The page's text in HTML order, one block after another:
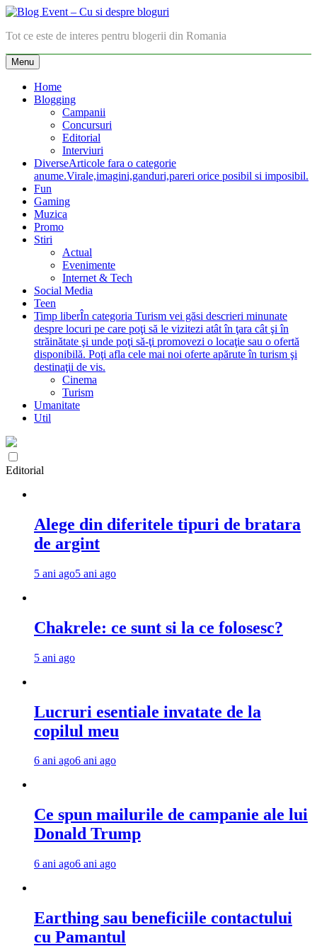
Skip
content
Blog Event – Cu si despre bloguri
Tot ce este de interes pentru blogerii din Romania
Menu
Home
Blogging
Campanii
Concursuri
Editorial
Interviuri
DiverseArticole fara o categorie
anume.Virale,imagini,ganduri,pareri orice posibil si imposibil.
Fun
Gaming
Muzica
Promo
Stiri
Actual
Evenimente
Internet & Tech
Social Media
Teen
Timp liberÎn categoria Turism vei găsi descrieri minunate
despre locuri pe care poţi să le vizitezi atât în ţara cât şi în
străinătate şi unde poţi să-ţi promovezi o locaţie sau o ofertă
disponibilă. Poţi afla cele mai noi oferte apărute în turism şi
destinaţii de vis.
Cinema
Turism
Umanitate
Util
Editorial
Alege din diferitele tipuri de bratara
de argint
5 ani ago5 ani ago
Chakrele: ce sunt si la ce folosesc?
5 ani ago
Lucruri esentiale invatate de la
copilul meu
6 ani ago6 ani ago
Ce spun mailurile de campanie ale lui
Donald Trump
6 ani ago6 ani ago
Earthing sau beneficiile contactului
cu Pamantul